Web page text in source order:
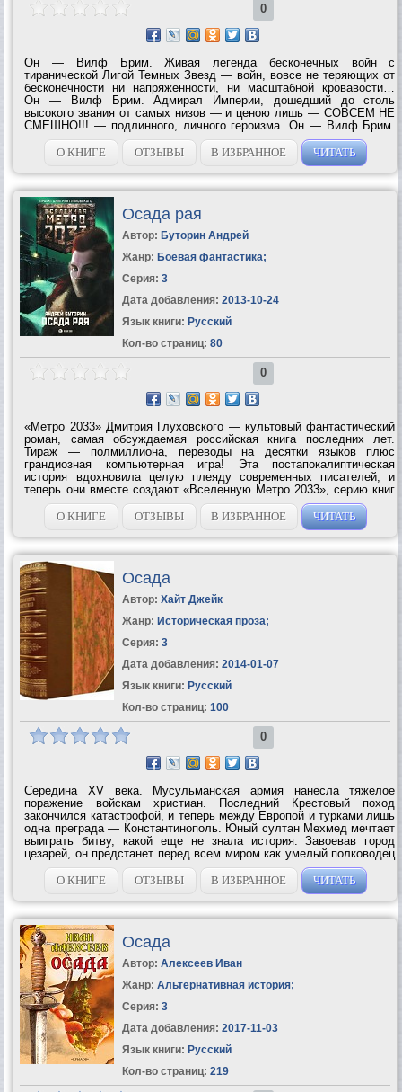
0
Он — Вилф Брим. Живая легенда бесконечных войн с
тиранической Лигой Темных Звезд — войн, вовсе не теряющих от
бесконечности ни напряженности, ни масштабной кровавости…
Он — Вилф Брим. Адмирал Империи, дошедший до столь
высокого звания от самых низов — и ценою лишь — СОВСЕМ НЕ
СМЕШНО!!! — подлинного, личного героизма. Он — Вилф Брим.
Человек, который не пожалеет ничего, чтобы помочь старинному
боевому «другу и учителю»,...
О КНИГЕ ОТЗЫВЫ В ИЗБРАННОЕ ЧИТАТЬ
Осада рая
Автор: Буторин Андрей
Жанр: Боевая фантастика;
Серия: 3
Дата добавления: 2013-10-24
Язык книги: Русский
Кол-во страниц: 80
0
«Метро 2033» Дмитрия Глуховского — культовый фантастический
роман, самая обсуждаемая российская книга последних лет.
Тираж — полмиллиона, переводы на десятки языков плюс
грандиозная компьютерная игра! Эта постапокалиптическая
история вдохновила целую плеяду современных писателей, и
теперь они вместе создают «Вселенную Метро 2033», серию книг
по мотивам знаменитого романа. Герои этих новых историй
наконец-то выйдут за пределы...
О КНИГЕ ОТЗЫВЫ В ИЗБРАННОЕ ЧИТАТЬ
Осада
Автор: Хайт Джейк
Жанр: Историческая проза;
Серия: 3
Дата добавления: 2014-01-07
Язык книги: Русский
Кол-во страниц: 100
0
Середина XV века. Мусульманская армия нанесла тяжелое
поражение войскам христиан. Последний Крестовый поход
закончился катастрофой, и теперь между Европой и турками лишь
одна преграда — Константинополь. Юный султан Мехмед мечтает
выиграть битву, какой еще не знала история. Завоевав город
цезарей, он предстанет перед всем миром как умелый полководец
и государь. На его пути встает горстка христианских воинов во
главе с генуэзцем...
О КНИГЕ ОТЗЫВЫ В ИЗБРАННОЕ ЧИТАТЬ
Осада
Автор: Алексеев Иван
Жанр: Альтернативная история;
Серия: 3
Дата добавления: 2017-11-03
Язык книги: Русский
Кол-во страниц: 219